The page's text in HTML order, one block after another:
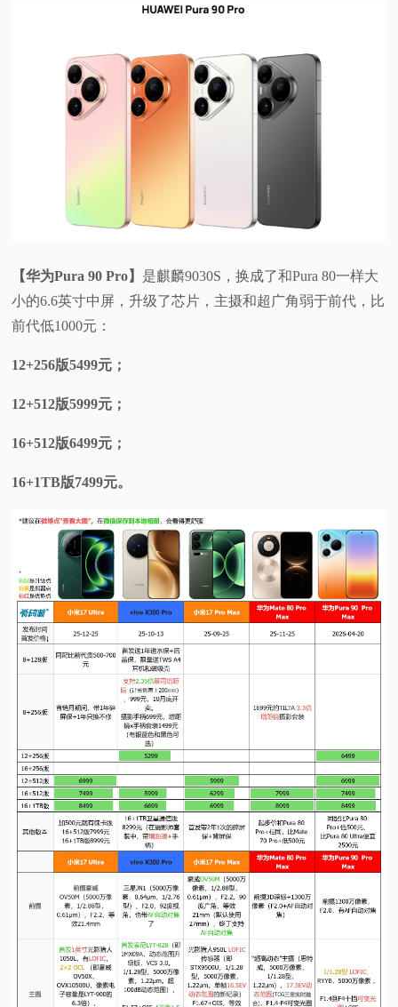
【华为Pura 90 Pro】 是麒麟9030S，换成了和Pura 80一样大
小的6.6英寸中屏，升级了芯片，主摄和超广角弱于前代，比
前代低1000元：
12+256版5499元；
12+512版5999元；
16+512版6499元；
16+1TB版7499元。